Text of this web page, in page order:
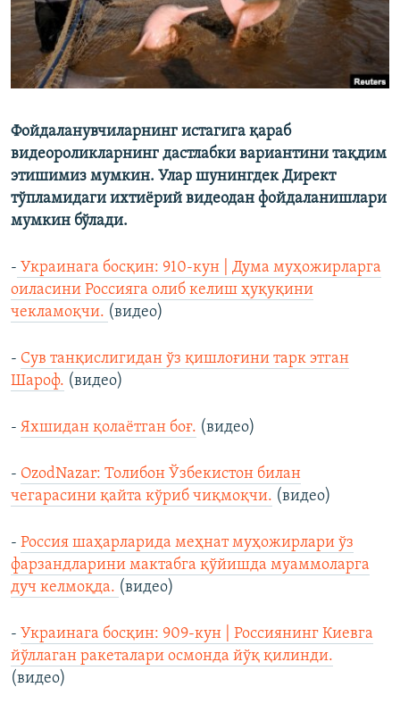
Фойдаланувчиларнинг истагига қараб
видеороликларнинг дастлабки вариантини тақдим
этишимиз мумкин. Улар шунингдек Директ
тўпламидаги ихтиёрий видеодан фойдаланишлари
мумкин бўлади.
- Украинага босқин: 910-кун | Дума муҳожирларга
оиласини Россияга олиб келиш ҳуқуқини
чекламоқчи. (видео)
- Сув танқислигидан ўз қишлоғини тарк этган
Шароф. (видео)
- Яхшидан қолаётган боғ. (видео)
- OzodNazar: Толибон Ўзбекистон билан
чегарасини қайта кўриб чиқмоқчи. (видео)
- Россия шаҳарларида меҳнат муҳожирлари ўз
фарзандларини мактабга қўйишда муаммоларга
дуч келмоқда. (видео)
- Украинага босқин: 909-кун | Россиянинг Киевга
йўллаган ракеталари осмонда йўқ қилинди.
(видео)